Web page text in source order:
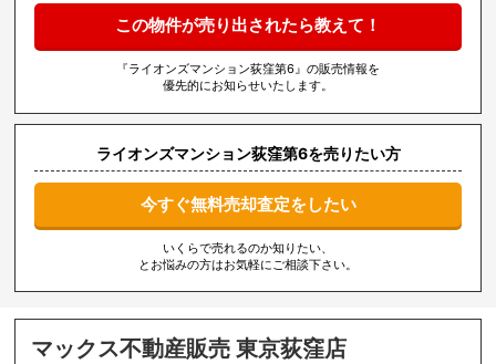
この物件が売り出されたら教えて！
『ライオンズマンション荻窪第6』の販売情報を
優先的にお知らせいたします。
ライオンズマンション荻窪第6を売りたい方
今すぐ無料売却査定をしたい
いくらで売れるのか知りたい、
とお悩みの方はお気軽にご相談下さい。
マックス不動産販売 東京荻窪店